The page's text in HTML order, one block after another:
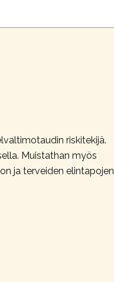
riskitekijä.
Muistathan myös
ja terveiden elintapojen